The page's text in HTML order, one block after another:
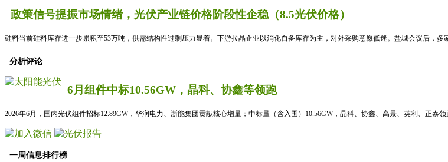
政策信号提振市场情绪，光伏产业链价格阶段性企稳（8.5光伏价格）
硅料当前硅料库存进一步累积至53万吨，供需结构性过剩压力显着。下游拉晶企业以消化自备库存为主，对外采购意愿低迷。盐城会议后，
分析评论
6月组件中标10.56GW，晶科、协鑫等领跑
2026年6月，国内光伏组件招标12.89GW，华润电力、浙能集团贡献核心增量；中标量（含入围）10.56GW，晶科、协鑫、高景、英利、正泰领
一周信息排行榜